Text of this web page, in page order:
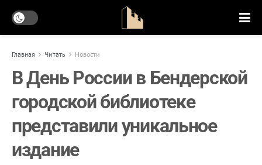
Главная Читать Новости
В День России в Бендерской
городской библиотеке
представили уникальное
издание